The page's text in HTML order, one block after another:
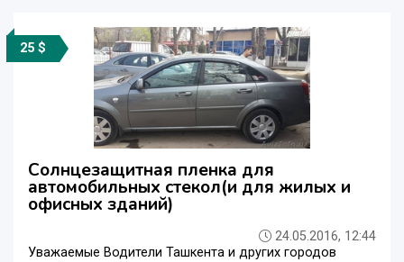
25 $
Солнцезащитная пленка для
автомобильных стекол(и для жилых и
офисных зданий)
24.05.2016, 12:44
Уважаемые Водители Ташкента и других городов